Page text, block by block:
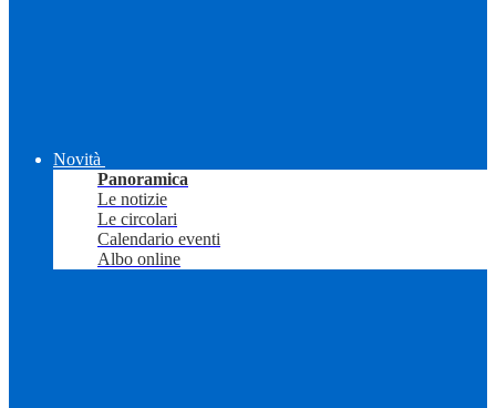
Novità
Panoramica
Le notizie
Le circolari
Calendario eventi
Albo online